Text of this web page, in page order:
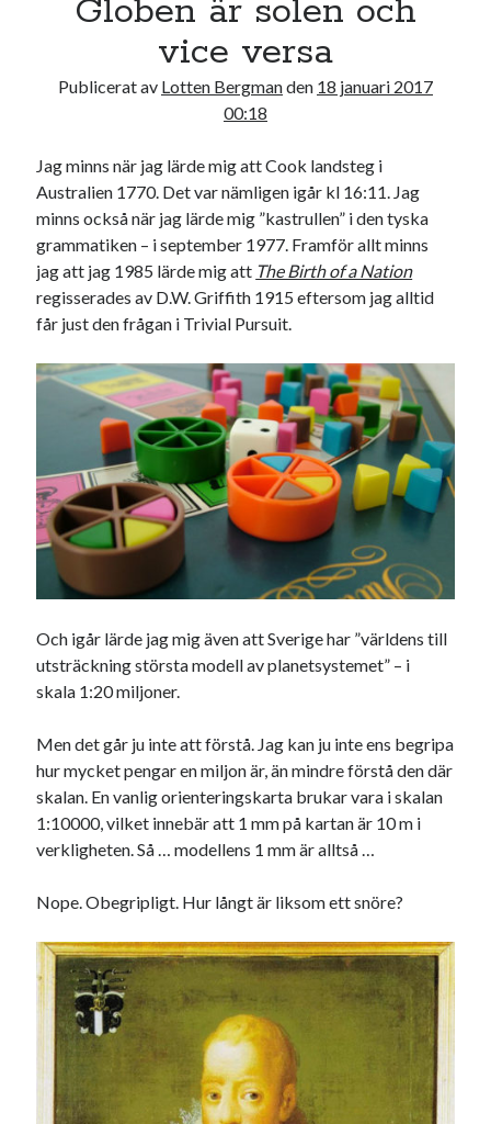
18 19 20 21 22 23
27 28 30
31
Sök
Kategorier
Kategorier
Etiketter
#blogg100 allmänbildning barn
barnen basket bil corona
död England film fotboll
historia hotell jobb
julkalendern 2021 Julkalendern 2024
kåseri lifvet Lund mat minne
minnen mode museum musik
resa
sommar språk språkpolis
Stockholm svenska tåg
USA
Globen är solen och
vice versa
Publicerat av Lotten Bergmanden 18 januari 2017
00:18
Jag minns när jag lärde mig att Cook landsteg i
Australien 1770. Det var nämligen igår kl 16:11. Jag
minns också när jag lärde mig ”kastrullen” i den tyska
grammatiken – i september 1977. Framför allt minns
jag att jag 1985 lärde mig att The Birth of a Nation
regisserades av D.W. Griffith 1915 eftersom jag alltid
får just den frågan i Trivial Pursuit.
Och igår lärde jag mig även att Sverige har ”världens till
utsträckning största modell av planetsystemet” – i
skala 1:20 miljoner.
Men det går ju inte att förstå. Jag kan ju inte ens begripa
hur mycket pengar en miljon är, än mindre förstå den där
skalan. En vanlig orienteringskarta brukar vara i skalan
1:10000, vilket innebär att 1 mm på kartan är 10 m i
verkligheten. Så … modellens 1 mm är alltså …
Nope. Obegripligt. Hur långt är liksom ett snöre?